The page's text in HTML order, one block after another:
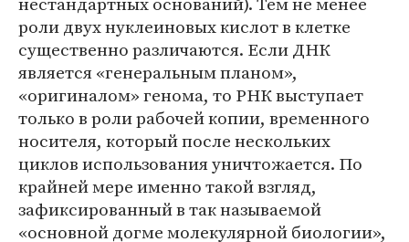
роли двух нуклеиновых кислот в клетке
существенно различаются. Если ДНК
является «генеральным планом»,
«оригиналом» генома, то РНК выступает
только в роли рабочей копии, временного
носителя, который после нескольких
циклов использования уничтожается. По
крайней мере именно такой взгляд,
зафиксированный в так называемой
«основной догме молекулярной биологии»,